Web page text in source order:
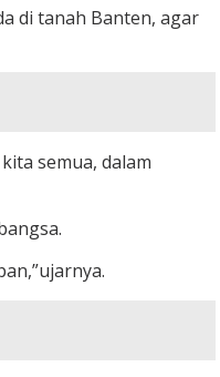
di tanah Banten, agar
semua, dalam